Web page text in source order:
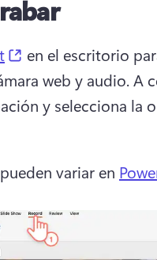
(opens in a new
en el escritorio
web y audio. A
y selecciona la
variar en